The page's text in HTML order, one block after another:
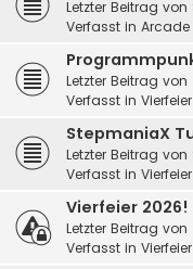
Letzter Beitrag von
Verfasst in Arcade
Letzter Beitrag von
Verfasst in
StepmaniaX
Letzter Beitrag von
Verfasst in
Vierfeier 2026!
Letzter Beitrag von
Verfasst in